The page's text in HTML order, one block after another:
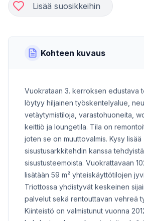
Lisää suosikkeihin
Kohteen kuvaus
Vuokrataan 3. kerroksen edustava
löytyy hiljainen työskentelyalue,
vetäytymistiloja, varastohuoneita,
keittiö ja loungetila. Tila on
joten se on muuttovalmis. Kysy lisää
sisustusarkkitehdin kanssa
sisustusteemoista. Vuokrattavaan
lisätään 59 m² yhteiskäyttötilojen
Triottossa yhdistyvät keskeinen
palvelut sekä rentouttavan vehreä
Kiinteistö on valmistunut vuonna